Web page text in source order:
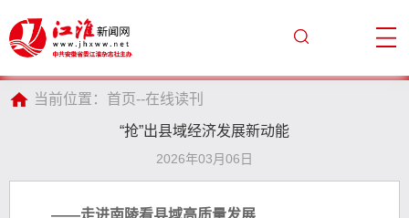
当前位置： 首页--在线读刊
“抢”出县域经济发展新动能
2026年03月06日